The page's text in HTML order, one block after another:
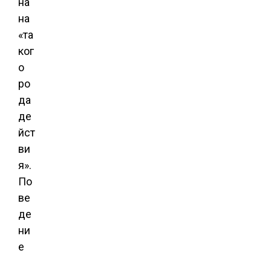
на
«та
ког
о
ро
да
де
йст
ви
я».
По
ве
де
ни
е